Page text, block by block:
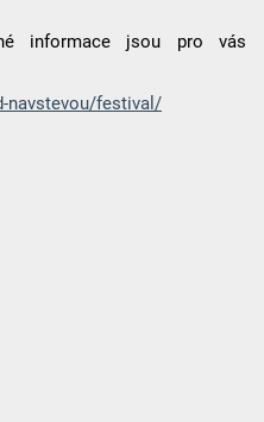
informace jsou pro vás
navstevou/festival/